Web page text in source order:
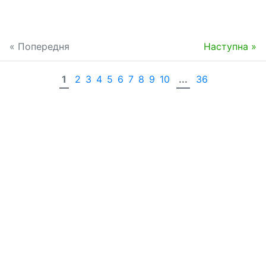
« Попередня Наступна »
1 2 3 4 5 6 7 8 9 10 ... 36